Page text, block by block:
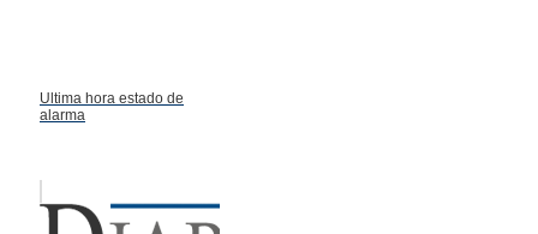
Ultima hora estado de
alarma